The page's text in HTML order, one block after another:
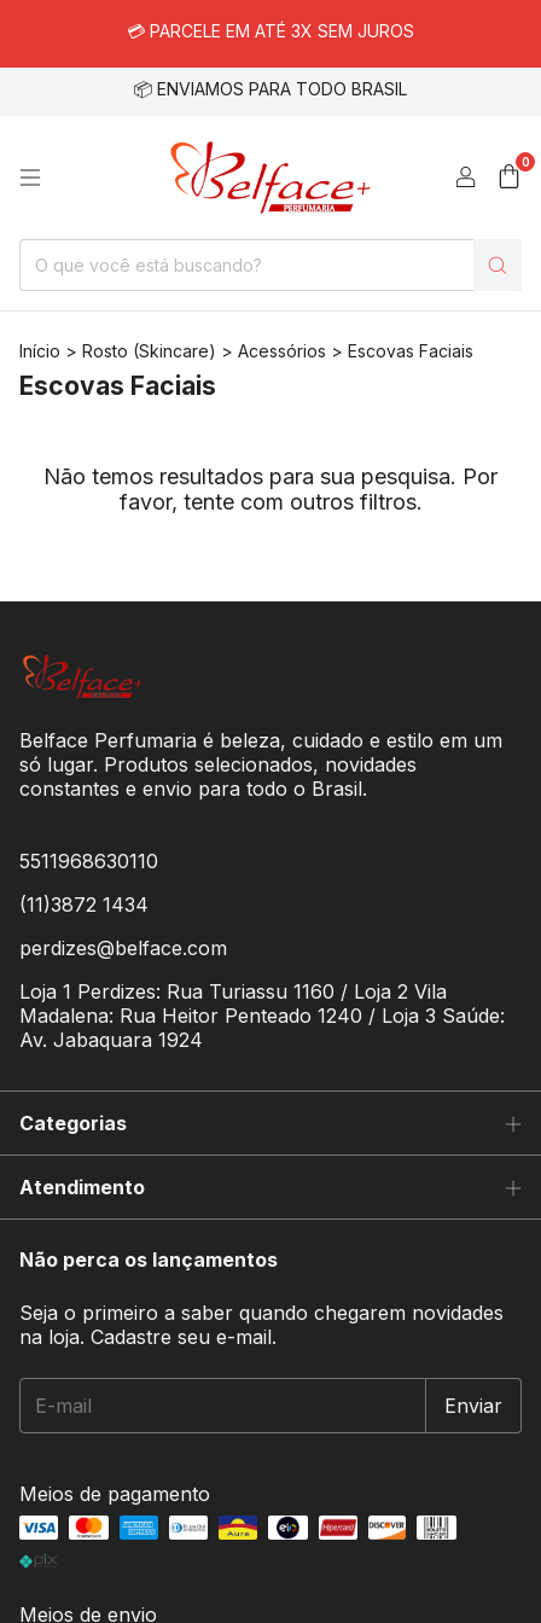
💳 PARCELE EM ATÉ 3X SEM JUROS
📦 ENVIAMOS PARA TODO BRASIL
0
Início > Rosto (Skincare) > Acessórios > Escovas Faciais
Escovas Faciais
Não temos resultados para sua pesquisa. Por
favor, tente com outros filtros.
Belface Perfumaria é beleza, cuidado e estilo em um
só lugar. Produtos selecionados, novidades
constantes e envio para todo o Brasil.
5511968630110
(11)3872 1434
perdizes@belface.com
Loja 1 Perdizes: Rua Turiassu 1160 / Loja 2 Vila
Madalena: Rua Heitor Penteado 1240 / Loja 3 Saúde:
Av. Jabaquara 1924
Categorias
Atendimento
Não perca os lançamentos
Seja o primeiro a saber quando chegarem novidades
na loja. Cadastre seu e-mail.
Meios de pagamento
Meios de envio